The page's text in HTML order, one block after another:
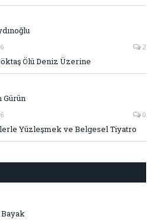
2
Ölü Deniz Üzerine
Gürün
0
Yüzleşmek ve Belgesel Tiyatro